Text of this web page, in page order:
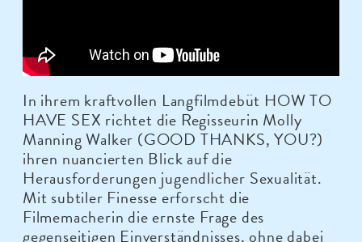
In ihrem kraftvollen Langfilmdebüt HOW TO
HAVE SEX richtet die Regisseurin Molly
Manning Walker (GOOD THANKS, YOU?)
ihren nuancierten Blick auf die
Herausforderungen jugendlicher Sexualität.
Mit subtiler Finesse erforscht die
Filmemacherin die ernste Frage des
gegenseitigen Einverständnisses, ohne dabei